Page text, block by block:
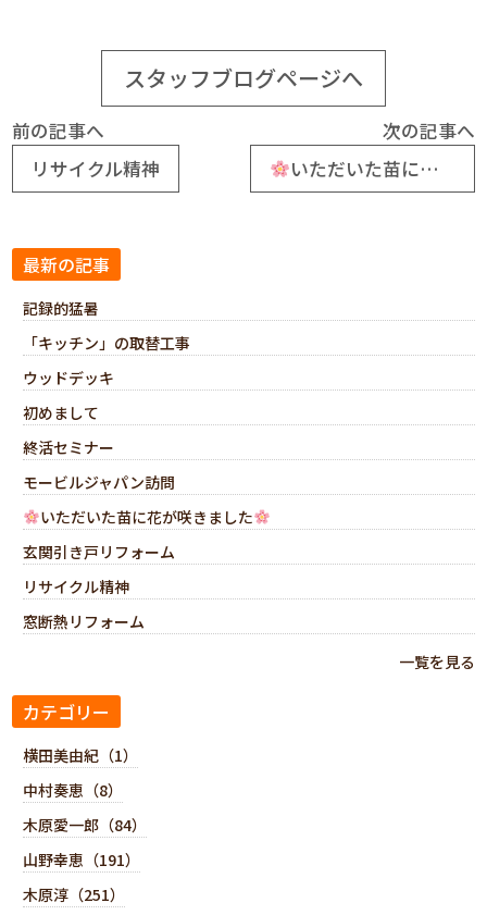
スタッフブログページへ
前の記事へ
リサイクル精神
次の記事へ
いただいた苗に花が咲きました
最新の記事
記録的猛暑
「キッチン」の取替工事
ウッドデッキ
初めまして
終活セミナー
モービルジャパン訪問
いただいた苗に花が咲きました
玄関引き戸リフォーム
リサイクル精神
窓断熱リフォーム
一覧を見る
カテゴリー
横田美由紀（1）
中村奏恵（8）
木原愛一郎（84）
山野幸恵（191）
木原淳（251）